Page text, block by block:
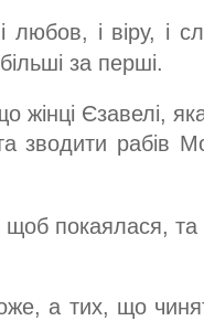
і віру, і
за перші.
Єзавелі,
зводити рабів
щоб покаялася, та
а тих, що